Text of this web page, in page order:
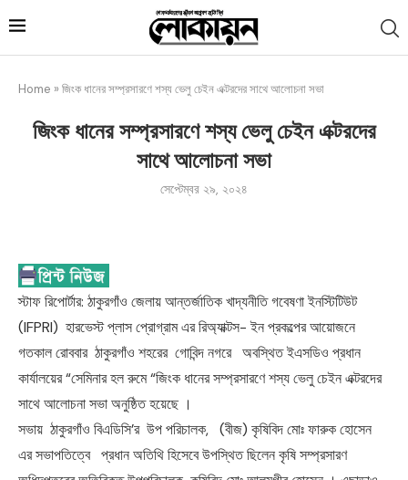
Home » জিংক ধানের সম্প্রসারণে শস্য ভেলু চেইন এক্টরদের সাথে আলোচনা সভা
জিংক ধানের সম্প্রসারণে শস্য ভেলু চেইন এক্টরদের
সাথে আলোচনা সভা
সেপ্টেম্বর ২৯, ২০২৪
স্টাফ রিপোর্টার: ঠাকুরগাঁও জেলায় আন্তর্জাতিক খাদ্যনীতি গবেষণা ইনস্টিটিউট
(IFPRI) হারভেস্ট প্লাস প্রোগ্রাম এর রিঅ্যাক্টস- ইন প্রকল্পের আয়োজনে
গতকাল রোববার ঠাকুরগাঁও শহরের গোবিন্দ নগরে অবস্থিত ইএসডিও প্রধান
কার্যালয়ের “সেমিনার হল রুমে “জিংক ধানের সম্প্রসারণে শস্য ভেলু চেইন এক্টরদের
সাথে আলোচনা সভা অনুষ্ঠিত হয়েছে ।
সভায় ঠাকুরগাঁও বিএডিসি’র উপ পরিচালক, (বীজ) কৃষিবিদ মোঃ ফারুক হোসেন
এর সভাপতিত্বে প্রধান অতিথি হিসেবে উপস্থিত ছিলেন কৃষি সম্প্রসারণ